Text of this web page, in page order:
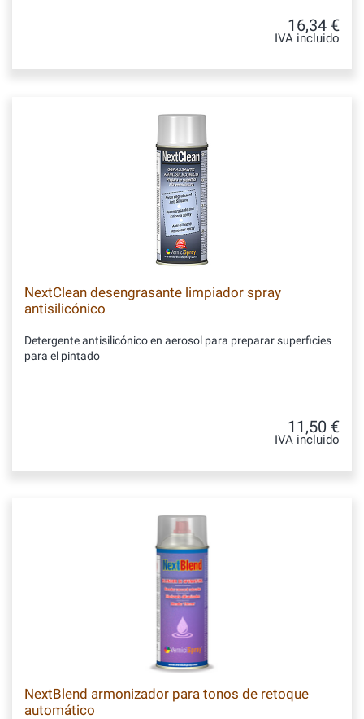
16,34 €
IVA incluido
NextClean desengrasante limpiador spray
antisilicónico
Detergente antisilicónico en aerosol para preparar superficies
para el pintado
11,50 €
IVA incluido
NextBlend armonizador para tonos de retoque
automático